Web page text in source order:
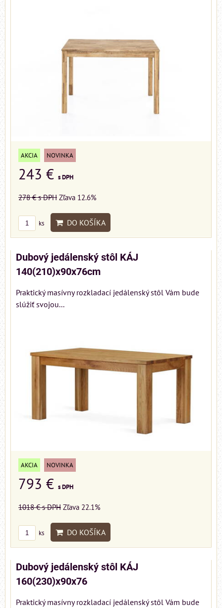
AKCIA NOVINKA
243 € s DPH
278 €s DPH Zľava 12.6%
ks DO KOŠÍKA
Dubový jedálenský stôl KÁJ
140(210)x90x76cm
Praktický masívny rozkladací jedálenský stôl Vám bude
slúžiť svojou...
AKCIA NOVINKA
793 € s DPH
1018 €s DPH Zľava 22.1%
ks DO KOŠÍKA
Dubový jedálenský stôl KÁJ
160(230)x90x76
Praktický masívny rozkladací jedálenský stôl Vám bude